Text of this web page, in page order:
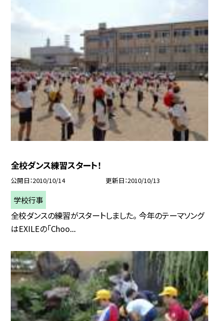
全校ダンス練習スタート！
公開日 2010/10/14 更新日 2010/10/13
学校行事
全校ダンスの練習がスタートしました。 今年のテーマソング
はEXILEの「Choo...